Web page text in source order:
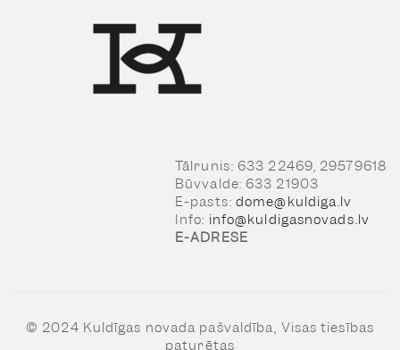
Tālrunis: 633 22469, 29579618
Būvvalde: 633 21903
E-pasts: dome@kuldiga.lv
Info: info@kuldigasnovads.lv
E-ADRESE
© 2024 Kuldīgas novada pašvaldība, Visas tiesības
paturētas